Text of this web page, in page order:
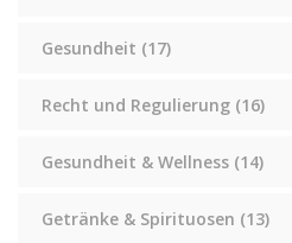
Gesundheit (17)
Recht und Regulierung (16)
Gesundheit & Wellness (14)
Getränke & Spirituosen (13)